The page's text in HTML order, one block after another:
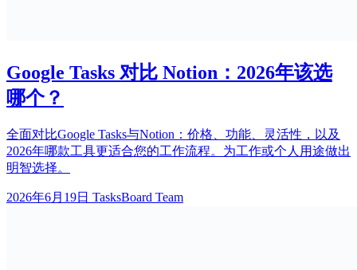
Google Tasks 对比 Notion：2026年该选
哪个？
全面对比Google Tasks与Notion：价格、功能、灵活性，以及
2026年哪款工具更适合您的工作流程。为工作或个人用途做出
明智选择。
2026年6月19日 TasksBoard Team